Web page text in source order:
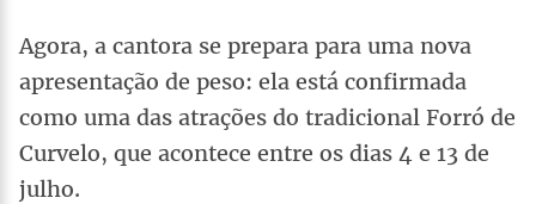
Agora, a cantora se prepara para uma nova
apresentação de peso: ela está confirmada
como uma das atrações do tradicional Forró de
Curvelo, que acontece entre os dias 4 e 13 de
julho.